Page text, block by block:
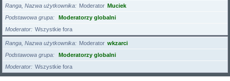
Ranga, Nazwa użytkownika Moderator Muciek
Podstawowa grupa
Moderatorzy globalni
Moderator
Wszystkie fora
Ranga, Nazwa użytkownika Moderator wkzarci
Podstawowa grupa
Moderatorzy globalni
Moderator
Wszystkie fora